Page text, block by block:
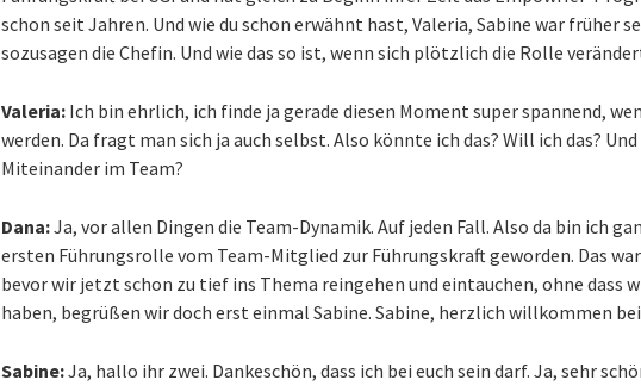
schon seit Jahren. Und wie du schon erwähnt hast, Valeria, Sabine war früher
sozusagen die Chefin. Und wie das so ist, wenn sich plötzlich die Rolle
Valeria: Ich bin ehrlich, ich finde ja gerade diesen Moment super spannend,
werden. Da fragt man sich ja auch selbst. Also könnte ich das? Will ich das?
Miteinander im Team?
Dana:Ja, vor allen Dingen die Team-Dynamik. Auf jeden Fall. Also da bin ich
ersten Führungsrolle vom Team-Mitglied zur Führungskraft geworden. Das
bevor wir jetzt schon zu tief ins Thema reingehen und eintauchen, ohne dass
haben, begrüßen wir doch erst einmal Sabine. Sabine, herzlich willkommen
Sabine:Ja, hallo ihr zwei. Dankeschön, dass ich bei euch sein darf. Ja, sehr